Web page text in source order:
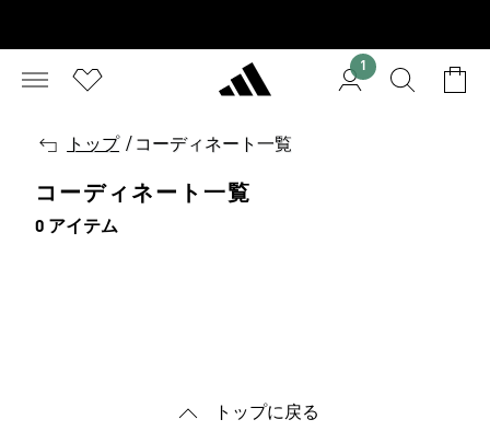
1
戻
トップ / コーディネート一覧
コーディネート一覧
0 アイテム
トップに戻る